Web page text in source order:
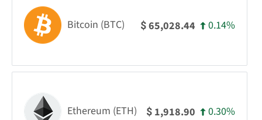
Bitcoin (BTC) $65,028.44 0.14%
Ethereum (ETH) $ 1,918.90 0.30%